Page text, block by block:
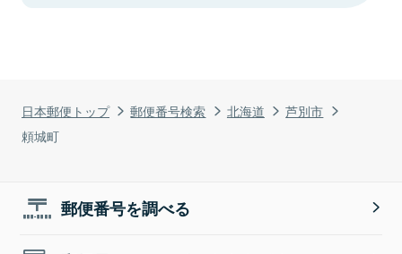
日本郵便トップ 郵便番号検索 北海道
芦別市
頼城町
郵便番号を調べる